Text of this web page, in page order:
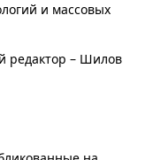
и массовых
редактор – Шилов